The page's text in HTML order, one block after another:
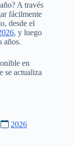
A través
fácilmente
desde el
, y luego
años.
en
se actualiza
2026